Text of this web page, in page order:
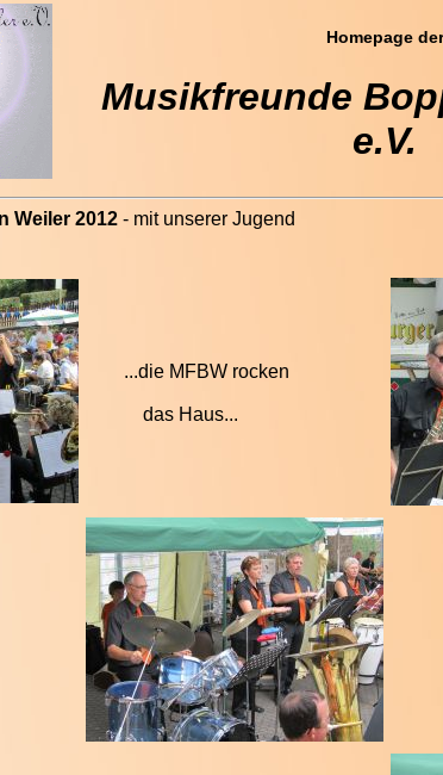
Homepage der
Musikfreunde
e.V.
2012- mit unserer Jugend
...die MFBW rocken
das Haus...